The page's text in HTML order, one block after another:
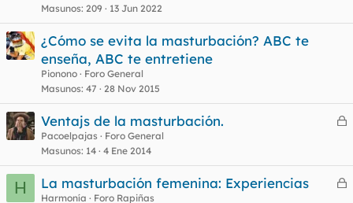
Masunos 209 13 Jun 2022
¿Cómo se evita la masturbación? ABC te
enseña, ABC te entretiene
Pionono
Foro General
Masunos 47 28 Nov 2015
C
r
a
Ventajs de la masturbación.
Pacoelpajas
Foro General
Masunos 14 4 Ene 2014
H
C
La masturbación femenina: Experiencias
Harmonía
Foro Rapiñas